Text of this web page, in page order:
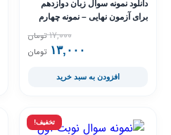
دانلود نمونه سوال زبان دوازدهم
برای آزمون نهایی – نمونه چهارم
۱۷,۰۰۰ تومان
۱۳,۰۰۰ تومان
افزودن به سبد خرید
تخفیف!